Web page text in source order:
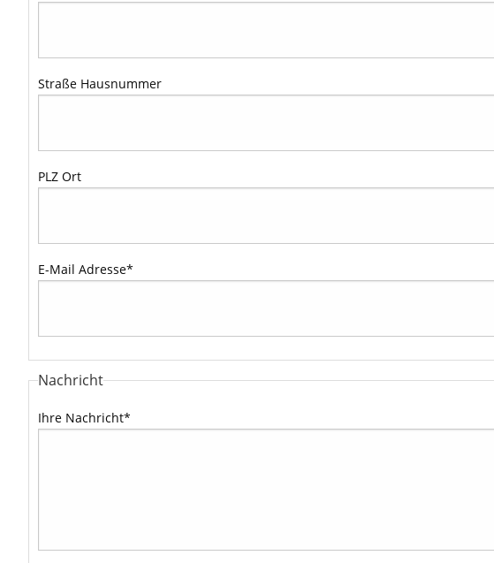
Straße Hausnummer
PLZ Ort
E-Mail Adresse*
Nachricht
Ihre Nachricht*